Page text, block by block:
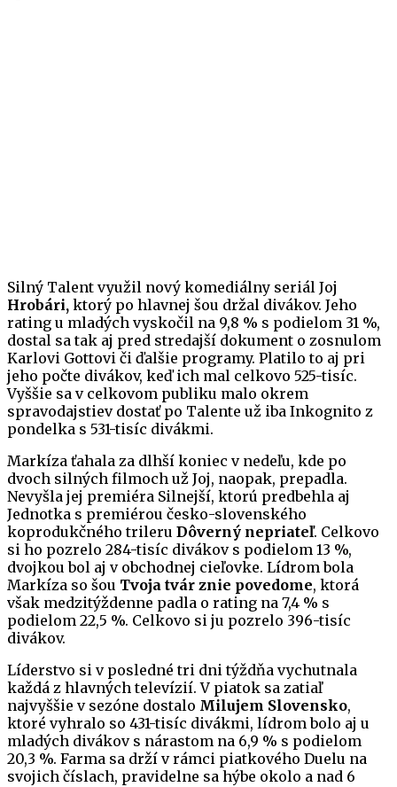
Silný Talent využil nový komediálny seriál Joj
Hrobári, ktorý po hlavnej šou držal divákov. Jeho
rating u mladých vyskočil na 9,8 % s podielom 31 %,
dostal sa tak aj pred stredajší dokument o zosnulom
Karlovi Gottovi či ďalšie programy. Platilo to aj pri
jeho počte divákov, keď ich mal celkovo 525-tisíc.
Vyššie sa v celkovom publiku malo okrem
spravodajstiev dostať po Talente už iba Inkognito z
pondelka s 531-tisíc divákmi.
Markíza ťahala za dlhší koniec v nedeľu, kde po
dvoch silných filmoch už Joj, naopak, prepadla.
Nevyšla jej premiéra Silnejší, ktorú predbehla aj
Jednotka s premiérou česko-slovenského
koprodukčného trileru Dôverný nepriateľ. Celkovo
si ho pozrelo 284-tisíc divákov s podielom 13 %,
dvojkou bol aj v obchodnej cieľovke. Lídrom bola
Markíza so šou Tvoja tvár znie povedome, ktorá
však medzitýždenne padla o rating na 7,4 % s
podielom 22,5 %. Celkovo si ju pozrelo 396-tisíc
divákov.
Líderstvo si v posledné tri dni týždňa vychutnala
každá z hlavných televízií. V piatok sa zatiaľ
najvyššie v sezóne dostalo Milujem Slovensko,
ktoré vyhralo so 431-tisíc divákmi, lídrom bolo aj u
mladých divákov s nárastom na 6,9 % s podielom
20,3 %. Farma sa drží v rámci piatkového Duelu na
svojich číslach, pravidelne sa hýbe okolo a nad 6